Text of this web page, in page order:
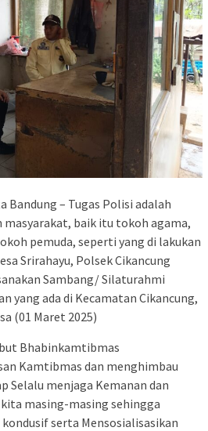
Bandung – Tugas Polisi adalah
masyarakat, baik itu tokoh agama,
pemuda, seperti yang di lakukan
Srirahayu, Polsek Cikancung
Sambang/ Silaturahmi
yang ada di Kecamatan Cikancung,
(01 Maret 2025)
Bhabinkamtibmas
Kamtibmas dan menghimbau
Selalu menjaga Kemanan dan
masing-masing sehingga
serta Mensosialisasikan